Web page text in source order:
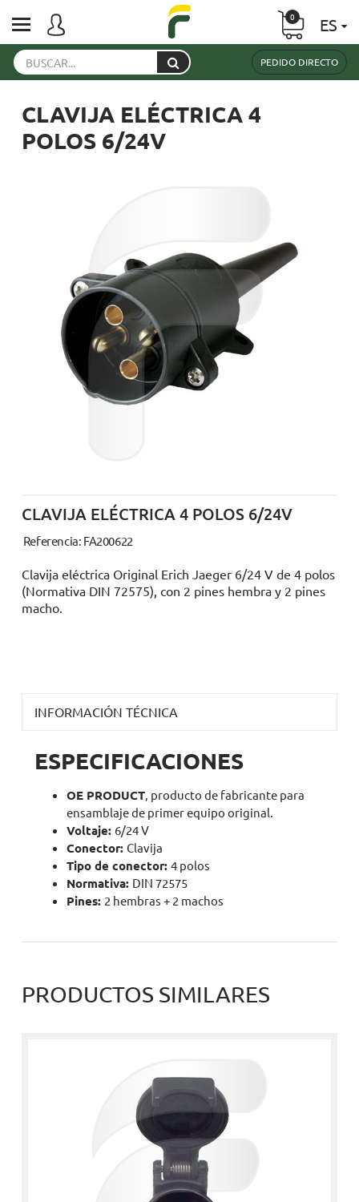
PEDIDO DIRECTO
ES
0
CLAVIJA ELÉCTRICA 4
POLOS 6/24V
CLAVIJA ELÉCTRICA 4 POLOS 6/24V
Referencia: FA200622
Clavija eléctrica Original Erich Jaeger 6/24 V de 4 polos
(Normativa DIN 72575), con 2 pines hembra y 2 pines
macho.
INFORMACIÓN TÉCNICA
ESPECIFICACIONES
OE PRODUCT, producto de fabricante para
ensamblaje de primer equipo original.
Voltaje: 6/24 V
Conector: Clavija
Tipo de conector: 4 polos
Normativa: DIN 72575
Pines: 2 hembras + 2 machos
PRODUCTOS SIMILARES